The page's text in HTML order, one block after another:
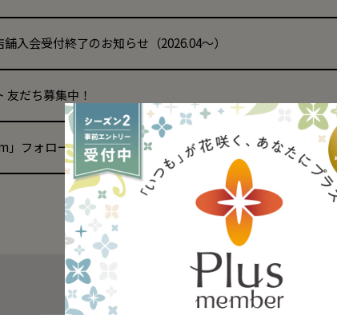
入会受付終了のお知らせ（2026.04～）
友だち募集中！
フォローお願いします !!